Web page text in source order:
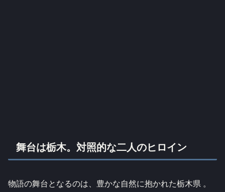
舞台は栃木。対照的な二人のヒロイン
物語の舞台となるのは、豊かな自然に抱かれた栃木県 。